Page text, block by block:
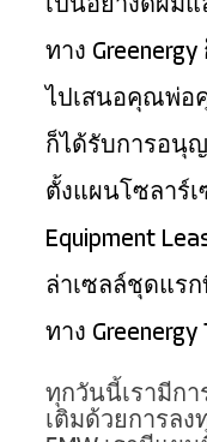
เป็นอย่างดีผม
ทาง Greenergy
ไปเสนอคุณพ่อ
ก็ได้รับการอนุ
ตั้งแผนโซลาร์
Equipment
ล่าเซลล์ชุดแร
ทาง Greenergy
ทุกวันนี้เรามีกา
เติมด้วยการลง